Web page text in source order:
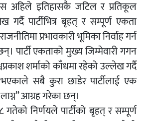
अहिले इतिहासकै जटिल र प्रतिकूल
गर्दै पार्टीभित्र बृहत् र सम्पूर्ण एकता
प्रभावकारी भूमिका निर्वाह गर्न
पार्टी एकताको मुख्य जिम्मेवारी गगन
शर्माको काँधमा रहेको उल्लेख गर्दै
सबै कुरा छाडेर पार्टीलाई एक
आग्रह गरेका छन्।
निर्णयले पार्टीको बृहत् र सम्पूर्ण